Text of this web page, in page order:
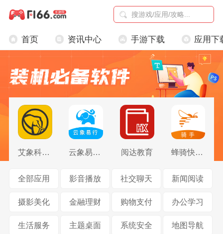
首页 资讯中心 手游下载 应用下
艾象科技企业购 云象易行智能管理平台 阅达教育 蜂骑快送骑手
全部应用 影音播放 社交聊天 新闻阅读
摄影美化 金融理财 购物支付 办公学习
生活服务 主题桌面 系统安全 地图导航